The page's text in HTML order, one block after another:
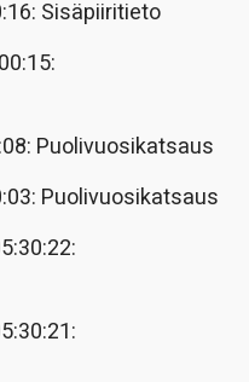
Sisäpiiritieto
Puolivuosikatsaus
Puolivuosikatsaus